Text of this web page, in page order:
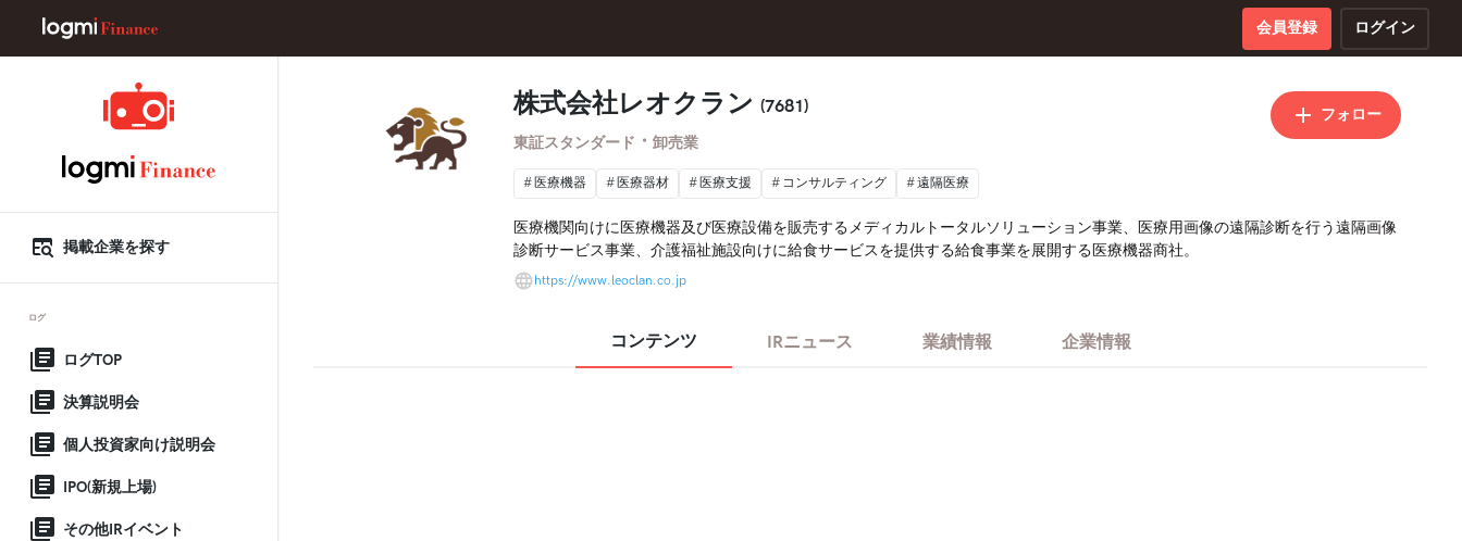
会員登録 ログイン
掲載企業を探す
ログ
ログTOP
決算説明会
個人投資家向け説明会
IPO(新規上場)
その他IRイベント
株式会社レオクラン (7681)
東証スタンダード ・ 卸売業
フォロー
医療機器 医療器材 医療支援 コンサルティング 遠隔医療
医療機関向けに医療機器及び医療設備を販売するメディカルトータルソリューション事業、医療用画像の遠隔診断を行う遠隔画像
診断サービス事業、介護福祉施設向けに給食サービスを提供する給食事業を展開する医療機器商社。
https://www.leoclan.co.jp
コンテンツ IRニュース 業績情報 企業情報